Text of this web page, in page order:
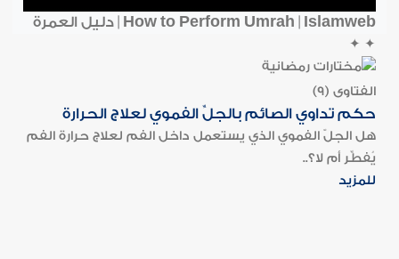
How to Perform Umrah | Islamweb | دليل العمرة
✦
✦
الفتاوى (9)
حكم تداوي الصائم بالجلِّ الفموي لعلاج الحرارة
هل الجلّ الفموي الذي يستعمل داخل الفم لعلاج حرارة الفم
يُفطِّر أم لا؟..
للمزيد